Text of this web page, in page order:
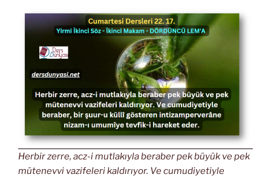
Herbir zerre, acz-i mutlakıyla beraber pek büyük ve pek
mütenevvi vazifeleri kaldırıyor. Ve cumudiyetiyle